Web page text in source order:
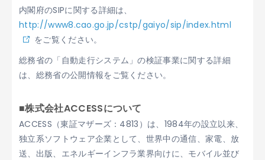
内閣府のSIPに関する詳細は、
http://www8.cao.go.jp/cstp/gaiyo/sip/index.html
をご覧ください。
総務省の「自動走行システム」の検証事業に関する詳細
は、総務省の公開情報をご覧ください。
■株式会社ACCESSについて
ACCESS（東証マザーズ：4813）は、1984年の設立以来、
独立系ソフトウェア企業として、世界中の通信、家電、放
送、出版、エネルギーインフラ業界向けに、モバイル並び